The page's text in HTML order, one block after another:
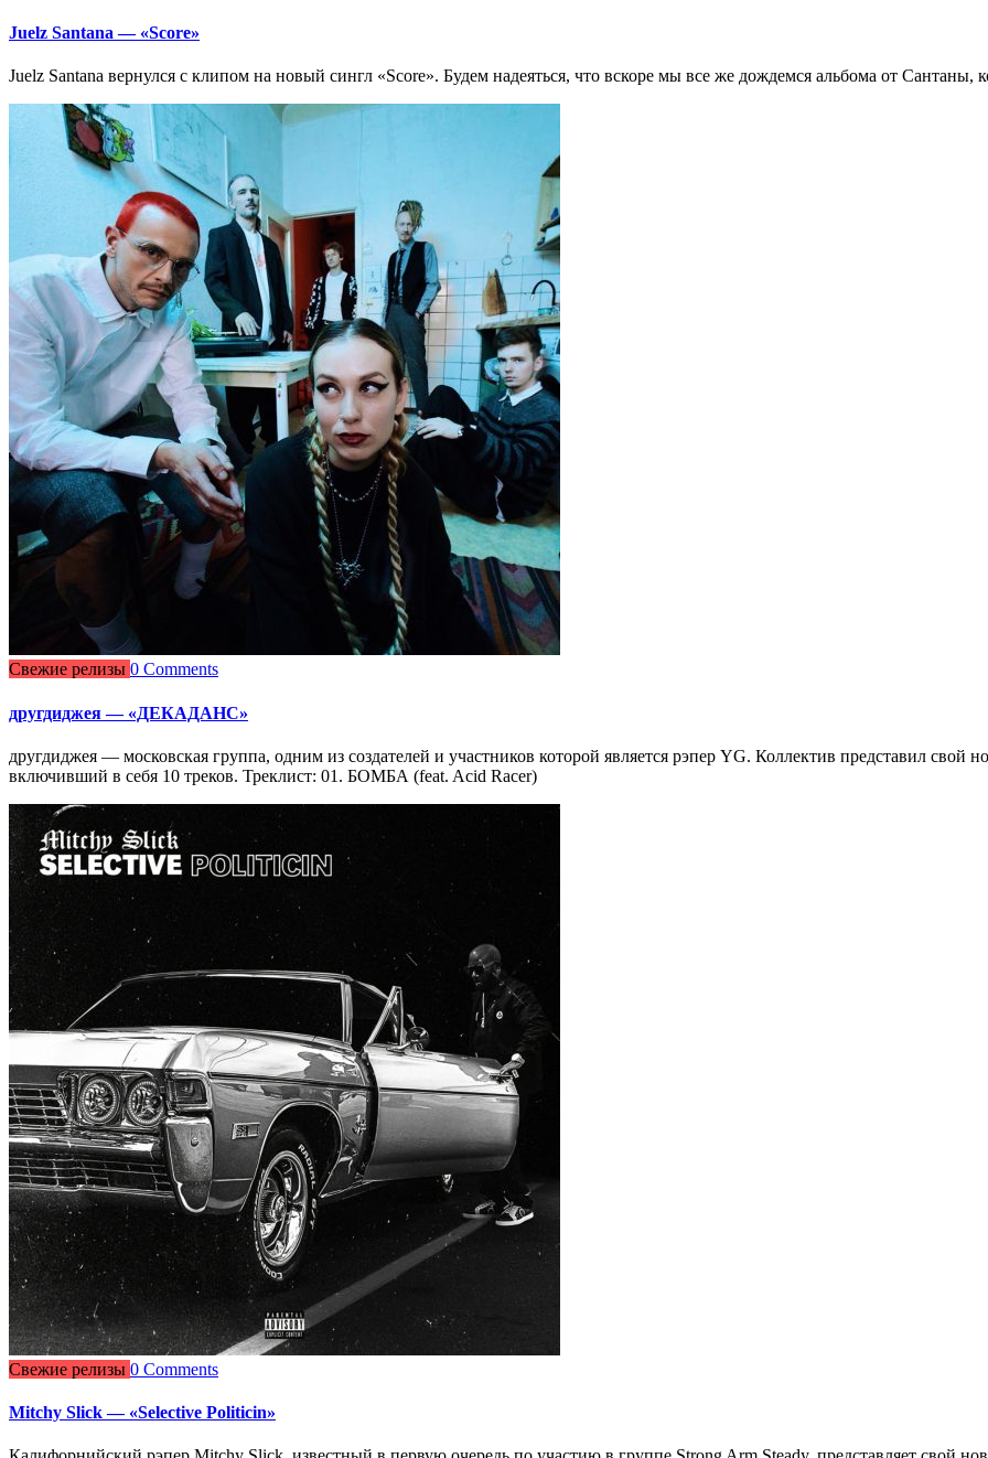
Juelz Santana — «Score»
Juelz Santana вернулся с клипом на новый сингл «Score». Будем надеяться, что вскоре мы все же дождемся альбома от Сантаны,
Свежие релизы 0 Comments
другдиджея — «ДЕКАДАНС»
другдиджея — московская группа, одним из создателей и участников которой является рэпер YG. Коллектив представил
включивший в себя 10 треков. Треклист: 01. БОМБА (feat. Acid Racer)
Свежие релизы 0 Comments
Mitchy Slick — «Selective Politicin»